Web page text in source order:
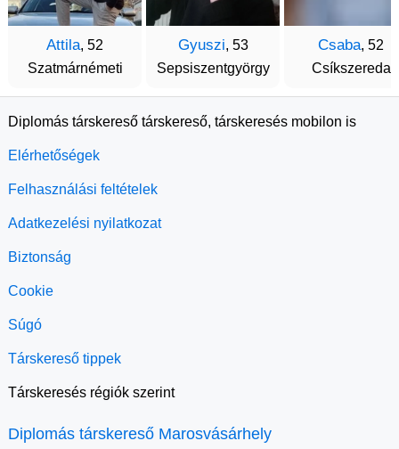
Attila, 52
Szatmárnémeti
Gyuszi, 53
Sepsiszentgyörgy
Csaba, 52
Csíkszereda
Diplomás társkereső társkereső, társkeresés mobilon is
Elérhetőségek
Felhasználási feltételek
Adatkezelési nyilatkozat
Biztonság
Cookie
Súgó
Társkereső tippek
Társkeresés régiók szerint
Diplomás társkereső Marosvásárhely